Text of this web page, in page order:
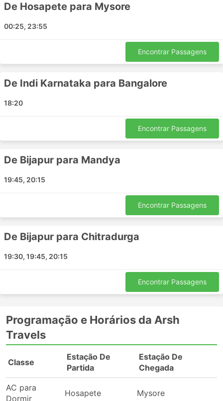
De Hosapete para Mysore
00:25, 23:55
Encontrar Passagens
De Indi Karnataka para Bangalore
18:20
Encontrar Passagens
De Bijapur para Mandya
19:45, 20:15
Encontrar Passagens
De Bijapur para Chitradurga
19:30, 19:45, 20:15
Encontrar Passagens
Programação e Horários da Arsh
Travels
Classe
Estação De
Partida
Estação De
Chegada
AC para
Dormir
Hosapete Mysore